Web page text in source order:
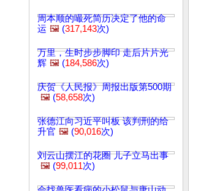
周本顺的嘬死简历决定了他的命
运 🖼️ (317,143次)
万里，生时步步脚印 走后片片光
辉 🖼️ (184,586次)
庆贺《人民报》周报出版第500期
🖼️ (58,658次)
张德江向习近平叫板 该判刑的给
升官 🖼️ (90,016次)
刘云山摆江的花圈 儿子立马出事
🖼️ (99,011次)